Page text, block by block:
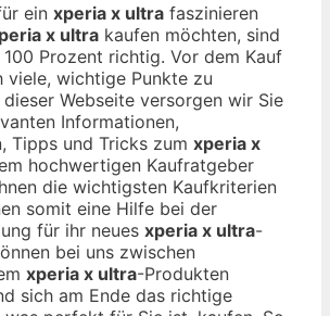
ein xperia x ultra faszinieren
x ultra kaufen möchten, sind
100 Prozent richtig. Vor dem Kauf
viele, wichtige Punkte zu
Webseite versorgen wir Sie
Informationen,
Tipps und Tricks zum xperia x
hochwertigen Kaufratgeber
die wichtigsten Kaufkriterien
somit eine Hilfe bei der
für ihr neues xperia x ultra-
bei uns zwischen
xperia x ultra-Produkten
sich am Ende das richtige